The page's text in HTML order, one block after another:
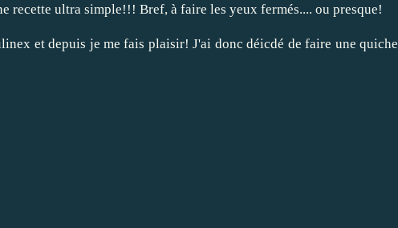
recette ultra simple!!! Bref, à faire les yeux fermés.... ou presque!
et depuis je me fais plaisir! J'ai donc déicdé de faire une quiche